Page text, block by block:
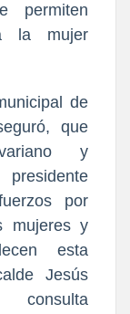
permiten
la mujer
de
que
y
por
mujeres y
esta
Jesús